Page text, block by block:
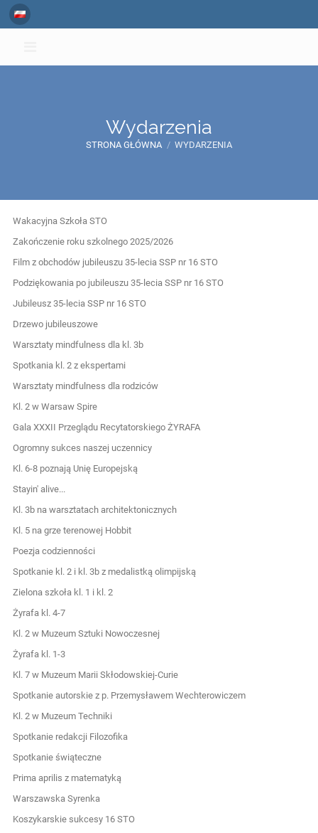
Wydarzenia
STRONA GŁÓWNA / WYDARZENIA
Wydarzenia
Wakacyjna Szkoła STO
Zakończenie roku szkolnego 2025/2026
Film z obchodów jubileuszu 35-lecia SSP nr 16 STO
Podziękowania po jubileuszu 35-lecia SSP nr 16 STO
Jubileusz 35-lecia SSP nr 16 STO
Drzewo jubileuszowe
Warsztaty mindfulness dla kl. 3b
Spotkania kl. 2 z ekspertami
Warsztaty mindfulness dla rodziców
Kl. 2 w Warsaw Spire
Gala XXXII Przeglądu Recytatorskiego ŻYRAFA
Ogromny sukces naszej uczennicy
Kl. 6-8 poznają Unię Europejską
Stayin' alive...
Kl. 3b na warsztatach architektonicznych
Kl. 5 na grze terenowej Hobbit
Poezja codzienności
Spotkanie kl. 2 i kl. 3b z medalistką olimpijską
Zielona szkoła kl. 1 i kl. 2
Żyrafa kl. 4-7
Kl. 2 w Muzeum Sztuki Nowoczesnej
Żyrafa kl. 1-3
Kl. 7 w Muzeum Marii Skłodowskiej-Curie
Spotkanie autorskie z p. Przemysławem Wechterowiczem
Kl. 2 w Muzeum Techniki
Spotkanie redakcji Filozofika
Spotkanie świąteczne
Prima aprilis z matematyką
Warszawska Syrenka
Koszykarskie sukcesy 16 STO